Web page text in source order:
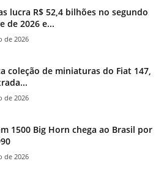
lucra R$ 52,4 bilhões no segundo
de 2026 e...
de 2026
coleção de miniaturas do Fiat 147,
de 2026
1500 Big Horn chega ao Brasil por
de 2026